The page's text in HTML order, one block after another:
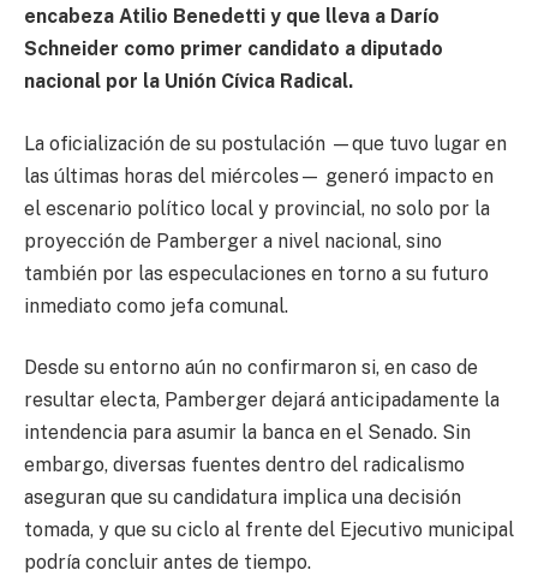
encabeza Atilio Benedetti y que lleva a Darío
Schneider como primer candidato a diputado
nacional por la Unión Cívica Radical.
La oficialización de su postulación —que tuvo lugar en
las últimas horas del miércoles— generó impacto en
el escenario político local y provincial, no solo por la
proyección de Pamberger a nivel nacional, sino
también por las especulaciones en torno a su futuro
inmediato como jefa comunal.
Desde su entorno aún no confirmaron si, en caso de
resultar electa, Pamberger dejará anticipadamente la
intendencia para asumir la banca en el Senado. Sin
embargo, diversas fuentes dentro del radicalismo
aseguran que su candidatura implica una decisión
tomada, y que su ciclo al frente del Ejecutivo municipal
podría concluir antes de tiempo.